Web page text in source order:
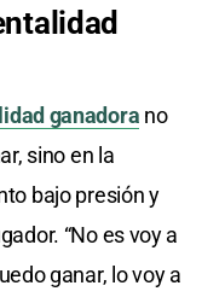
ganadora no
sino en la
bajo presión y
“No es voy a
ganar, lo voy a